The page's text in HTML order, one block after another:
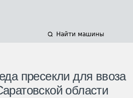
Найти машины
пресекли для ввоза
области